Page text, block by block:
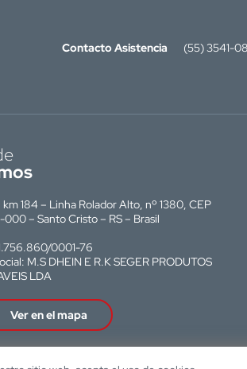
Contacto Asistencia (55) 3541-
km 184 – Linha Rolador Alto, nº 1380, CEP
– Santo Cristo – RS – Brasil
0001-76
M.S DHEIN E R.K SEGER PRODUTOS
LDA
Ver en el mapa